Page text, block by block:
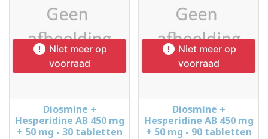
 Niet meer op
voorraad
Diosmine +
Hesperidine AB 450 mg
+ 50 mg - 30 tabletten
 Niet meer op
voorraad
Diosmine +
Hesperidine AB 450 mg
+ 50 mg - 90 tabletten